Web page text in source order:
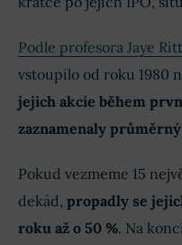
Podle profesora Jaye
vstoupilo od roku 1980
jejich akcie během
zaznamenaly průměrný
Pokud vezmeme 15
dekád, propadly se
roku až o 50 %. Na